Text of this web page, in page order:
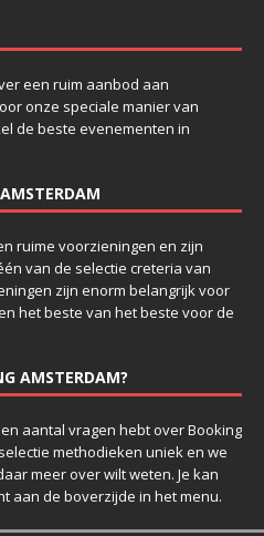
een ruim aanbod aan
onze speciale manier van
de beste evenementen in
ruime voorzieningen en zijn
van de selectie creteria van
zijn enorm belangrijk voor
het beste van het beste voor de
AMSTERDAM?
aantal vragen hebt over Booking
methodieken uniek en we
meer over wilt weten. Je kan
aan de boverzijde in het menu.